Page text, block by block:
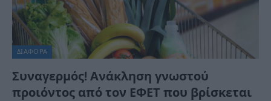
ΔΙΆΦΟΡΑ
Συναγερμός! Ανάκληση γνωστού
προιόντος από τον ΕΦΕΤ που βρίσκεται